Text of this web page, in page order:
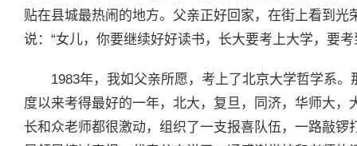
贴在县城最热闹的地方。父亲正好回家，在街上看到
说：“女儿，你要继续好好读书，长大要考上大学，要考
1983年，我如父亲所愿，考上了北京大学哲学系
度以来考得最好的一年，北大，复旦，同济，华师大
长和众老师都很激动，组织了一支报喜队伍，一路敲